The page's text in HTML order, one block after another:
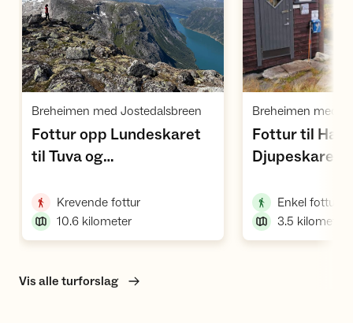
Vis turforslag
Breheimen med Jostedalsbreen
Fottur opp Lundeskaret
til Tuva og
Krevende fottur,
10.6 kilometer
Fottur til
Djupeskaret
Enkel fottur
3.5 kilometer
Vis alle turforslag